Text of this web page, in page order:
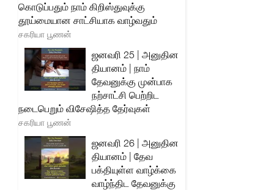
கொடுப்பதும் நாம் கிறிஸ்துவுக்கு
தூய்மையான சாட்சியாக வாழ்வதும்
சகரியா பூணன்
ஜனவரி 25 | அனுதின
தியானம் | நாம்
தேவனுக்கு முன்பாக
நற்சாட்சி பெற்றிட
நடைபெறும் விசேஷித்த தேர்வுகள்
சகரியா பூணன்
ஜனவரி 26 | அனுதின
தியானம் | தேவ
பக்தியுள்ள வாழ்க்கை
வாழ்ந்திட தேவனுக்கு